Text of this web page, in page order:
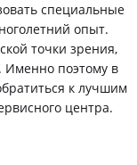
специальные
опыт.
точки зрения,
Именно поэтому в
к лучшим
центра.